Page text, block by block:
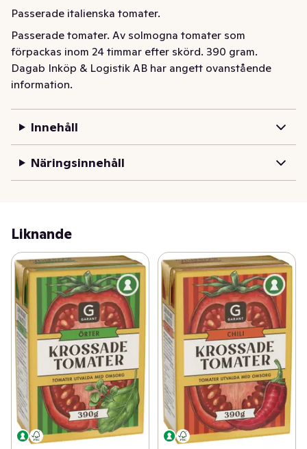
Passerade italienska tomater.
Passerade tomater. Av solmogna tomater som
förpackas inom 24 timmar efter skörd. 390 gram.
Dagab Inköp & Logistik AB har angett ovanstående
information.
Innehåll
Näringsinnehåll
Liknande